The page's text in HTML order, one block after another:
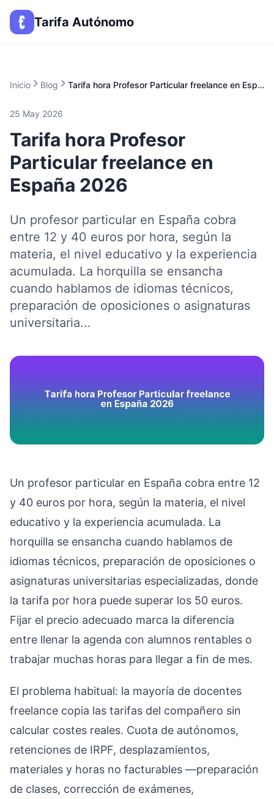
Tarifa Autónomo
Inicio Blog Tarifa hora Profesor Particular freelance en España 2026
25 May 2026
Tarifa hora Profesor
Particular freelance en
España 2026
Un profesor particular en España cobra
entre 12 y 40 euros por hora, según la
materia, el nivel educativo y la experiencia
acumulada. La horquilla se ensancha
cuando hablamos de idiomas técnicos,
preparación de oposiciones o asignaturas
universitaria...
Un profesor particular en España cobra entre 12
y 40 euros por hora, según la materia, el nivel
educativo y la experiencia acumulada. La
horquilla se ensancha cuando hablamos de
idiomas técnicos, preparación de oposiciones o
asignaturas universitarias especializadas, donde
la tarifa por hora puede superar los 50 euros.
Fijar el precio adecuado marca la diferencia
entre llenar la agenda con alumnos rentables o
trabajar muchas horas para llegar a fin de mes.
El problema habitual: la mayoría de docentes
freelance copia las tarifas del compañero sin
calcular costes reales. Cuota de autónomos,
retenciones de IRPF, desplazamientos,
materiales y horas no facturables —preparación
de clases, corrección de exámenes,